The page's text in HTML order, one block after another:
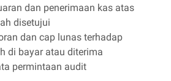
dan penerimaan kas atas
disetujui
dan cap lunas terhadap
di bayar atau diterima
permintaan audit